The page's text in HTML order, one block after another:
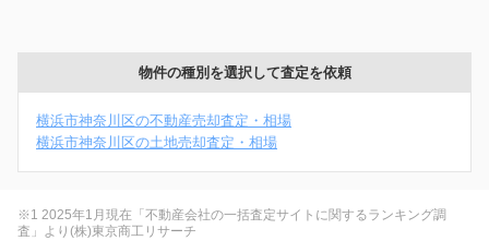
物件の種別を選択して査定を依頼
横浜市神奈川区の不動産売却査定・相場
横浜市神奈川区の土地売却査定・相場
※1 2025年1月現在「不動産会社の一括査定サイトに関するランキング調
査」より(株)東京商工リサーチ